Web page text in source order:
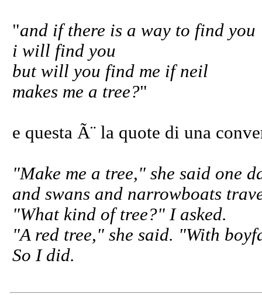
"and if there is a way to find you
i will find you
but will you find me if neil
makes me a tree?"
e questa Ã¨ la quote di una
"Make me a tree," she said one
and swans and narrowboats
"What kind of tree?" I asked.
"A red tree," she said. "With
So I did.